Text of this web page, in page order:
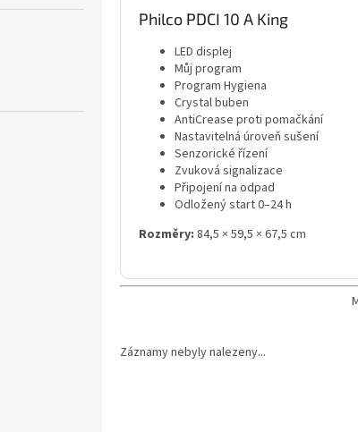
Philco PDCI 10 A King
LED displej
Můj program
Program Hygiena
Crystal buben
AntiCrease proti pomačkání
Nastavitelná úroveň sušení
Senzorické řízení
Zvuková signalizace
Připojení na odpad
Odložený start 0–24 h
Rozměry: 84,5 × 59,5 × 67,5 cm
Záznamy nebyly nalezeny...